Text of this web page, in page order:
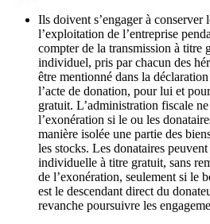
Ils doivent s’engager à conserver
l’exploitation de l’entreprise
compter de la transmission à titre
individuel, pris par chacun des
être mentionné dans la
l’acte de donation, pour lui et
gratuit. L’administration fiscale
l’exonération si le ou les
manière isolée une partie des
les stocks. Les donataires
individuelle à titre gratuit, sans
de l’exonération, seulement si le
est le descendant direct du
revanche poursuivre les